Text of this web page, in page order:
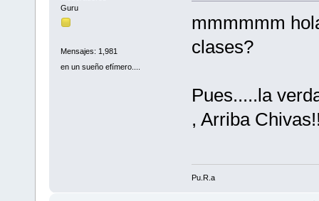
Guru
Mensajes: 1,981
en un sueño efímero....
mmmmmm
clases?
Pues.....la
, Arriba
Pu.R.a